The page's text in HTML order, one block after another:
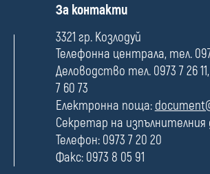
П
л
е
За контакти
3321 гр. Козлодуй
Телефонна централа, тел.
Деловодство тел. 0973 7 26
7 60 73
Електронна поща:
Секретар на
Телефон: 0973 7 20 20
Факс: 0973 8 05 91